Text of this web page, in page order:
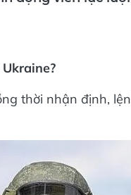
động viên lực
thời nhận định,